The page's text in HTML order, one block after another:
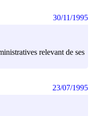
relevant de ses
30/11/1995
23/07/1995